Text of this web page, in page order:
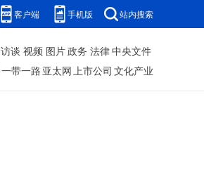
客户端 手机版 站内搜索
访谈 视频 图片政务 法律中央文件
一带一路 亚太网上市公司 文化产业